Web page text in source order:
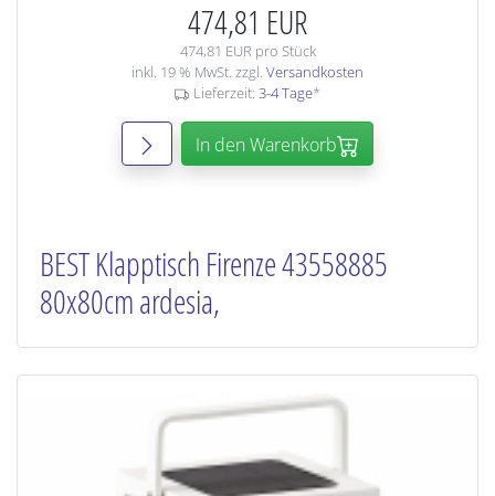
474,81 EUR
474,81 EUR pro Stück
inkl. 19 % MwSt. zzgl. Versandkosten
Lieferzeit: 3-4 Tage*
In den Warenkorb
BEST Klapptisch Firenze 43558885
80x80cm ardesia,